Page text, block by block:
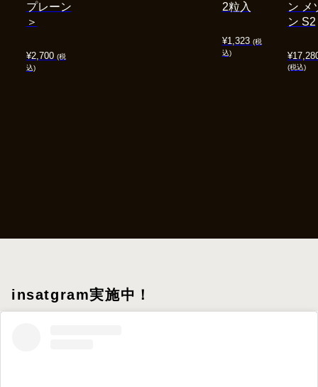
¥2,700 (税
込)
プレーン
＞
¥1,323 (税
込)
2粒入
¥
(税込)
ン メ
ン S2
insatgram実施中！